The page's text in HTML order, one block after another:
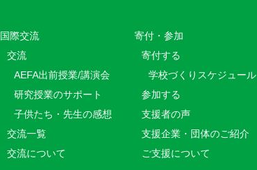
国際交流
交流
AEFA出前授業/講演会
研究授業のサポート
子供たち・先生の感想
交流一覧
交流について
寄付・参加
寄付する
学校づくりスケジュール
参加する
支援者の声
支援企業・団体のご紹介
ご支援について